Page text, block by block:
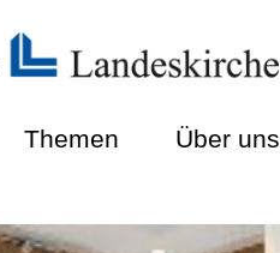
Themen Über uns